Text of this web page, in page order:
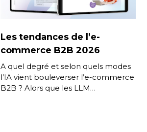
Les tendances de l’e-
commerce B2B 2026
A quel degré et selon quels modes
l’IA vient bouleverser l’e-commerce
B2B ? Alors que les LLM